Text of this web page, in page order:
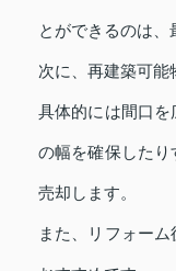
とができるのは、
次に、再建築可能
具体的には間口を
の幅を確保したり
売却します。
また、リフォー